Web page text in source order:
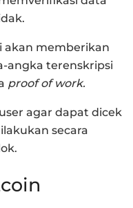
akan memberikan
angka terenskripsi
proof of work.
agar dapat dicek
secara